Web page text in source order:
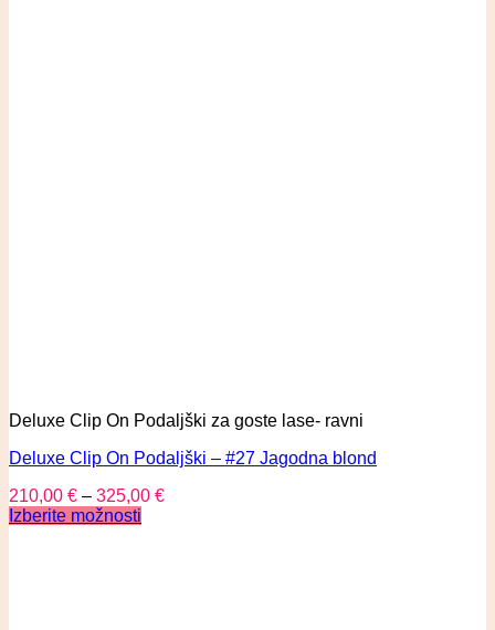
Deluxe Clip On Podaljški za goste lase- ravni
Deluxe Clip On Podaljški – #27 Jagodna blond
210,00 € – 325,00 €
Izberite možnosti